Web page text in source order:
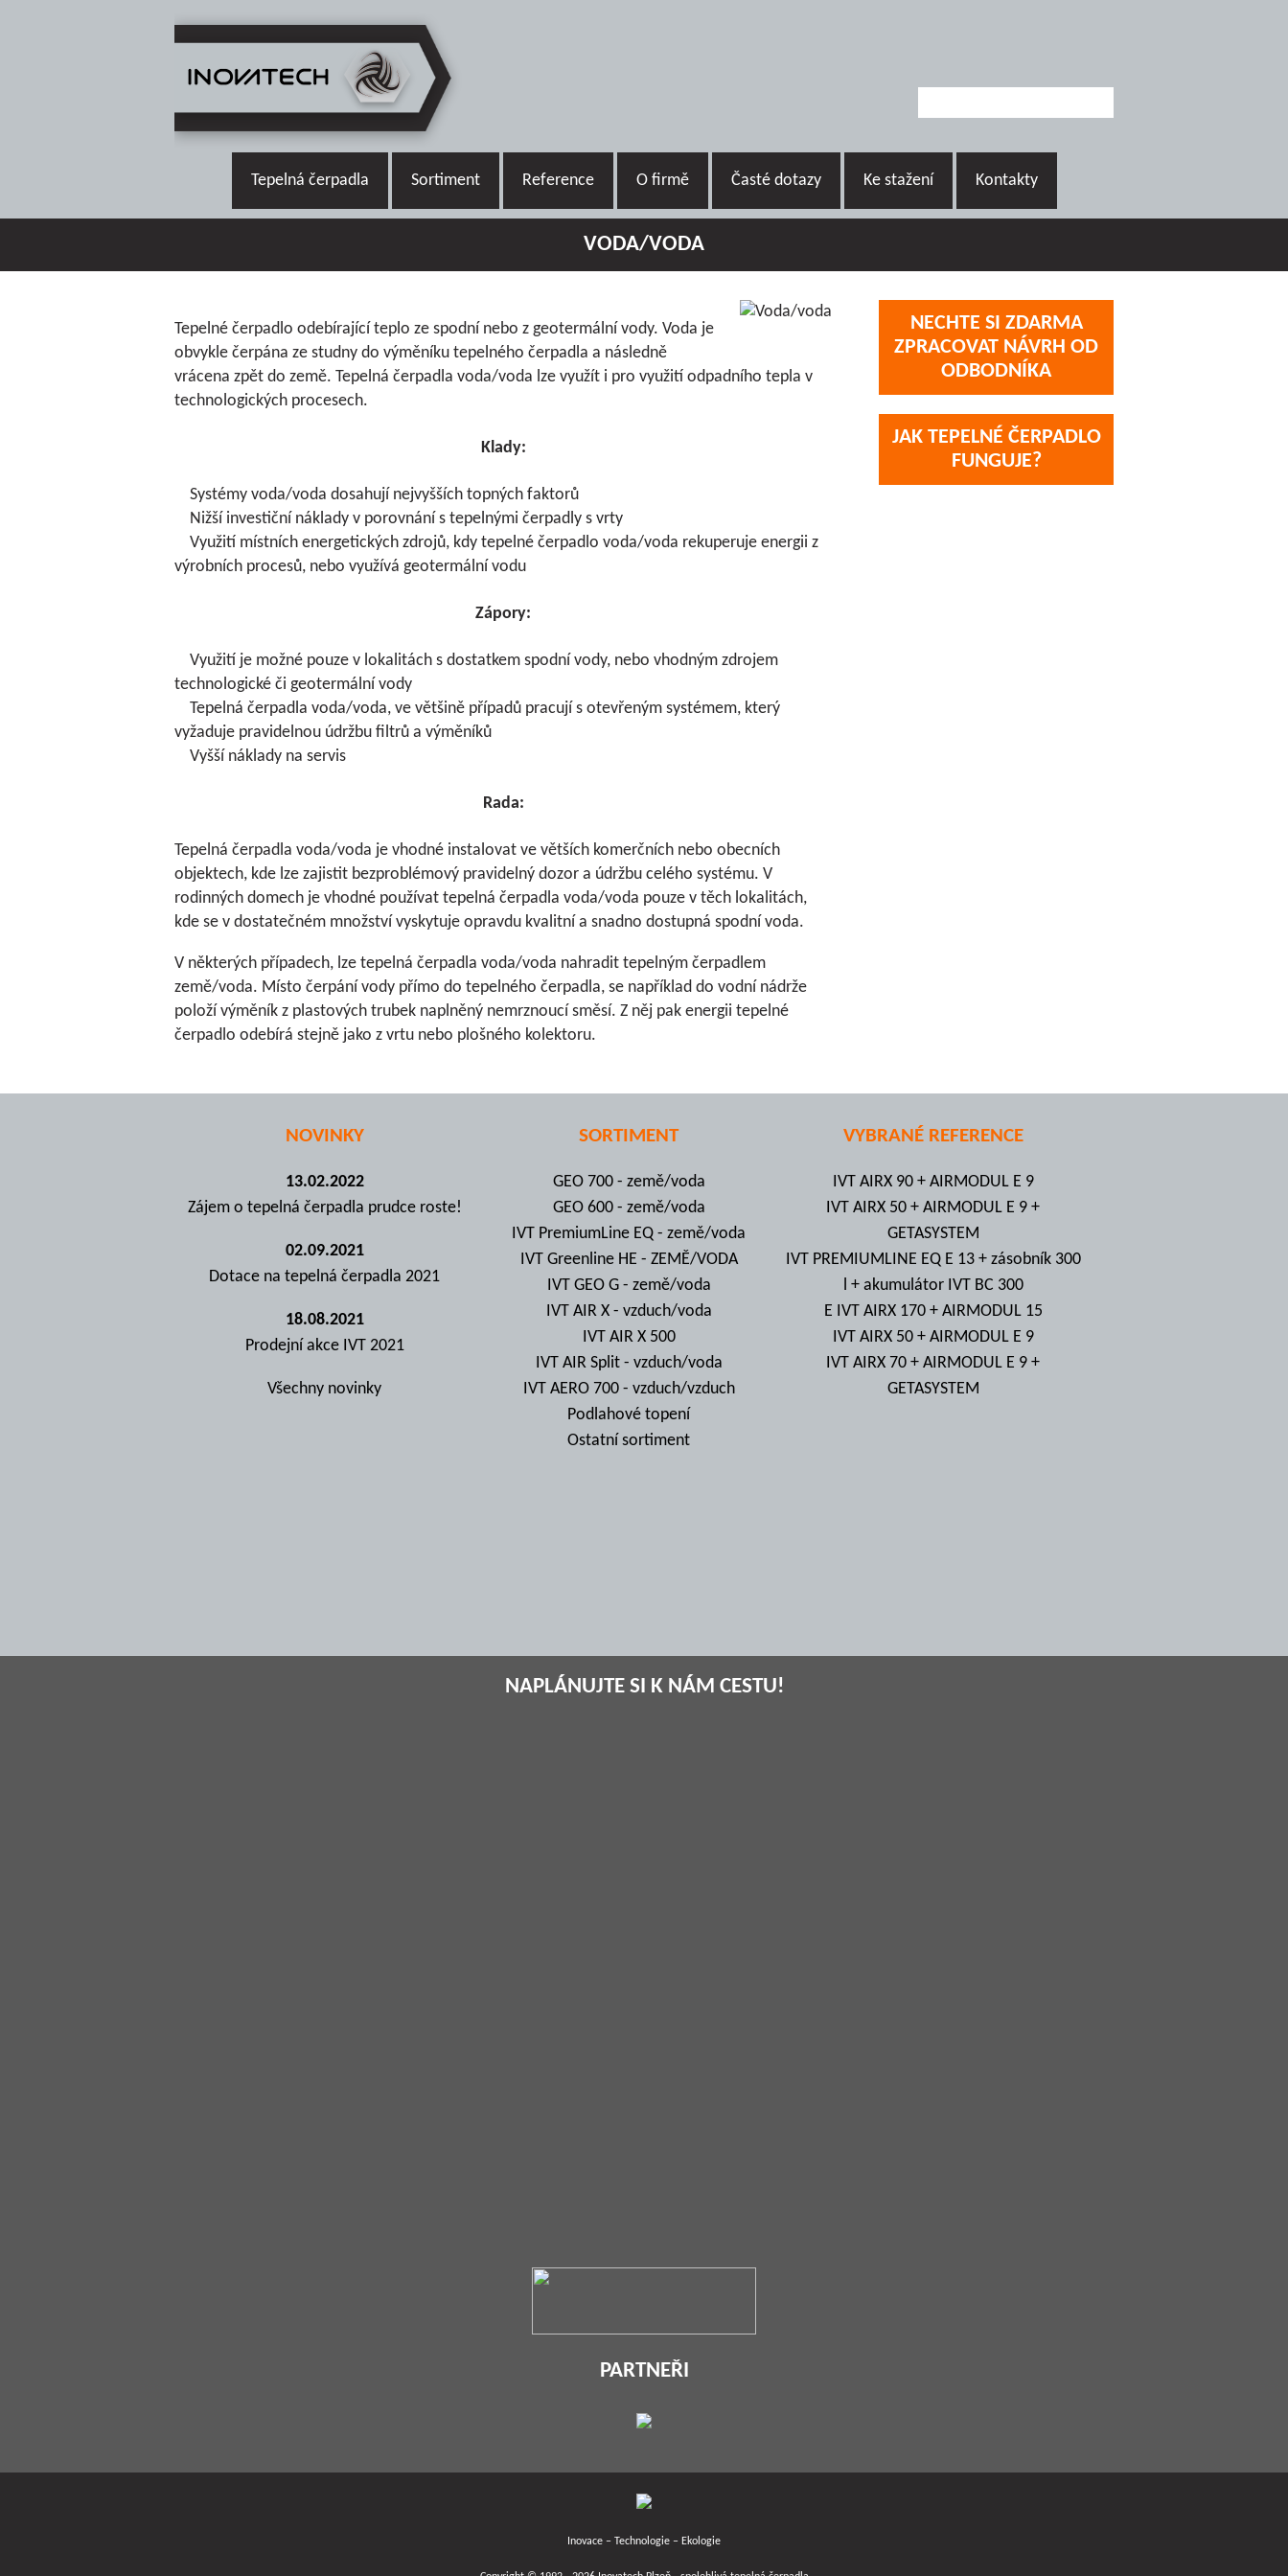
Tepelná čerpadla Sortiment Reference O firmě Časté dotazy Ke stažení Kontakty
VODA/VODA
Tepelné čerpadlo odebírající teplo ze spodní nebo z geotermální vody. Voda je
obvykle čerpána ze studny do výměníku tepelného čerpadla a následně
vrácena zpět do země. Tepelná čerpadla voda/voda lze využít i pro využití odpadního tepla v
technologických procesech.
Klady:
Systémy voda/voda dosahují nejvyšších topných faktorů
Nižší investiční náklady v porovnání s tepelnými čerpadly s vrty
Využití místních energetických zdrojů, kdy tepelné čerpadlo voda/voda rekuperuje energii z
výrobních procesů, nebo využívá geotermální vodu
Zápory:
Využití je možné pouze v lokalitách s dostatkem spodní vody, nebo vhodným zdrojem
technologické či geotermální vody
Tepelná čerpadla voda/voda, ve většině případů pracují s otevřeným systémem, který
vyžaduje pravidelnou údržbu filtrů a výměníků
Vyšší náklady na servis
Rada:
Tepelná čerpadla voda/voda je vhodné instalovat ve větších komerčních nebo obecních
objektech, kde lze zajistit bezproblémový pravidelný dozor a údržbu celého systému. V
rodinných domech je vhodné používat tepelná čerpadla voda/voda pouze v těch lokalitách,
kde se v dostatečném množství vyskytuje opravdu kvalitní a snadno dostupná spodní voda.
V některých případech, lze tepelná čerpadla voda/voda nahradit tepelným čerpadlem
země/voda. Místo čerpání vody přímo do tepelného čerpadla, se například do vodní nádrže
položí výměník z plastových trubek naplněný nemrznoucí směsí. Z něj pak energii tepelné
čerpadlo odebírá stejně jako z vrtu nebo plošného kolektoru.
NECHTE SI ZDARMA
ZPRACOVAT NÁVRH OD
ODBODNÍKA
JAK TEPELNÉ ČERPADLO
FUNGUJE?
NOVINKY
13.02.2022
Zájem o tepelná čerpadla prudce roste!
02.09.2021
Dotace na tepelná čerpadla 2021
18.08.2021
Prodejní akce IVT 2021
Všechny novinky
SORTIMENT
GEO 700 - země/voda
GEO 600 - země/voda
IVT PremiumLine EQ - země/voda
IVT Greenline HE - ZEMĚ/VODA
IVT GEO G - země/voda
IVT AIR X - vzduch/voda
IVT AIR X 500
IVT AIR Split - vzduch/voda
IVT AERO 700 - vzduch/vzduch
Podlahové topení
Ostatní sortiment
VYBRANÉ REFERENCE
IVT AIRX 90 + AIRMODUL E 9
IVT AIRX 50 + AIRMODUL E 9 +
GETASYSTEM
IVT PREMIUMLINE EQ E 13 + zásobník 300
l + akumulátor IVT BC 300
E IVT AIRX 170 + AIRMODUL 15
IVT AIRX 50 + AIRMODUL E 9
IVT AIRX 70 + AIRMODUL E 9 +
GETASYSTEM
NAPLÁNUJTE SI K NÁM CESTU!
PARTNEŘI
Inovace – Technologie – Ekologie